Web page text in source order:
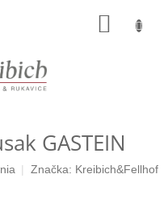
GASTEIN
Značka: Kreibich&Fellhof